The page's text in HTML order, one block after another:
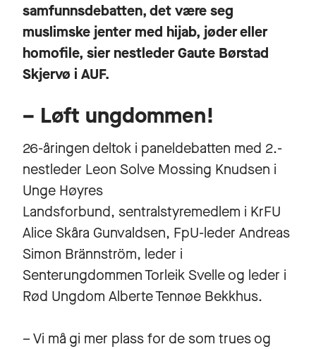
samfunnsdebatten, det være seg
muslimske jenter med hijab, jøder eller
homofile, sier nestleder Gaute Børstad
Skjervø i AUF.
– Løft ungdommen!
26-åringen deltok i paneldebatten med 2.-
nestleder Leon Solve Mossing Knudsen i
Unge Høyres
Landsforbund, sentralstyremedlem i KrFU
Alice Skåra Gunvaldsen, FpU-leder Andreas
Simon Brännström, leder i
Senterungdommen Torleik Svelle og leder i
Rød Ungdom Alberte Tennøe Bekkhus.
– Vi må gi mer plass for de som trues og